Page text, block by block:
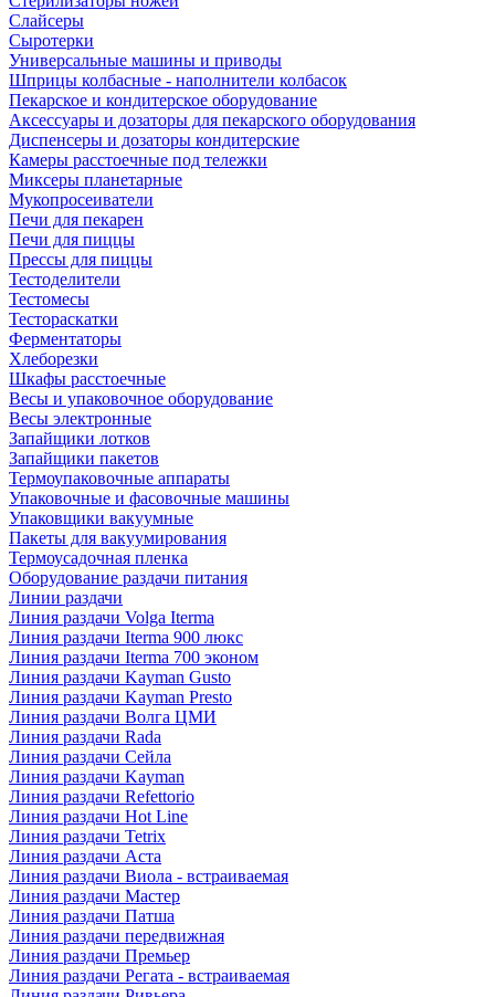
Слайсеры
Сыротерки
Универсальные машины и приводы
Шприцы колбасные - наполнители колбасок
Пекарское и кондитерское оборудование
Аксессуары и дозаторы для пекарского оборудования
Диспенсеры и дозаторы кондитерские
Камеры расстоечные под тележки
Миксеры планетарные
Мукопросеиватели
Печи для пекарен
Печи для пиццы
Прессы для пиццы
Тестоделители
Тестомесы
Тестораскатки
Ферментаторы
Хлеборезки
Шкафы расстоечные
Весы и упаковочное оборудование
Весы электронные
Запайщики лотков
Запайщики пакетов
Термоупаковочные аппараты
Упаковочные и фасовочные машины
Упаковщики вакуумные
Пакеты для вакуумирования
Термоусадочная пленка
Оборудование раздачи питания
Линии раздачи
Линия раздачи Volga Iterma
Линия раздачи Iterma 900 люкс
Линия раздачи Iterma 700 эконом
Линия раздачи Kayman Gusto
Линия раздачи Kayman Presto
Линия раздачи Волга ЦМИ
Линия раздачи Rada
Линия раздачи Сейла
Линия раздачи Kayman
Линия раздачи Refettorio
Линия раздачи Hot Line
Линия раздачи Tetrix
Линия раздачи Аста
Линия раздачи Виола - встраиваемая
Линия раздачи Мастер
Линия раздачи Патша
Линия раздачи передвижная
Линия раздачи Премьер
Линия раздачи Регата - встраиваемая